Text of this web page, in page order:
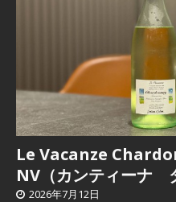
Le Vacanze
NV（カンティーナ
2026年7月12日